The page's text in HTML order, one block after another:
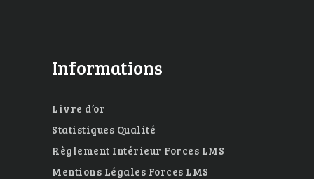
Informations
Livre d’or
Statistiques Qualité
Règlement Intérieur Forces LMS
Mentions Légales Forces LMS